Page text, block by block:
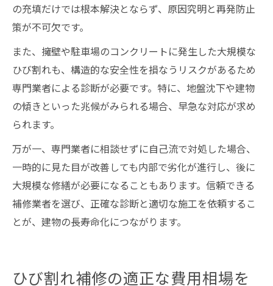
の充填だけでは根本解決とならず、原因究明と再発防止
策が不可欠です。
また、擁壁や駐車場のコンクリートに発生した大規模な
ひび割れも、構造的な安全性を損なうリスクがあるため
専門業者による診断が必要です。特に、地盤沈下や建物
の傾きといった兆候がみられる場合、早急な対応が求め
られます。
万が一、専門業者に相談せずに自己流で対処した場合、
一時的に見た目が改善しても内部で劣化が進行し、後に
大規模な修繕が必要になることもあります。信頼できる
補修業者を選び、正確な診断と適切な施工を依頼するこ
とが、建物の長寿命化につながります。
ひび割れ補修の適正な費用相場を